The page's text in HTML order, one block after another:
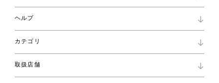
ロイヤリティプログラム
パスワード再設定
ショッピングバッグ
ヘルプ
お問い合わせ
よくあるご質問
ご利用ガイド
カテゴリ
コレクション
ファブリックス
取扱店舗